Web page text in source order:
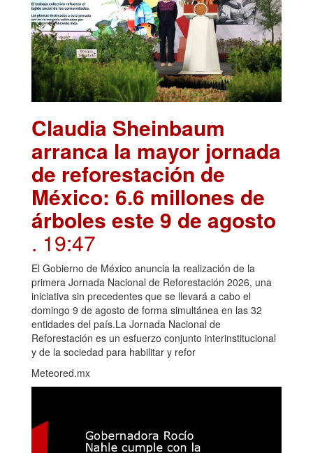
Claudia Sheinbaum
arranca la mayor jornada
de reforestación de
México: 6.6 millones de
árboles este 9 de agosto
. 19:47
El Gobierno de México anuncia la realización de la
primera Jornada Nacional de Reforestación 2026, una
iniciativa sin precedentes que se llevará a cabo el
domingo 9 de agosto de forma simultánea en las 32
entidades del país.La Jornada Nacional de
Reforestación es un esfuerzo conjunto interinstitucional
y de la sociedad para habilitar y refor
Meteored.mx